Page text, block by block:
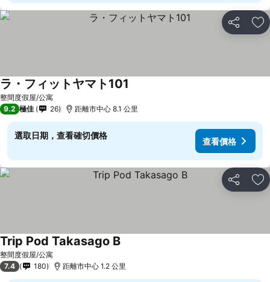
分享 放
整間度假屋/公寓
ラ・フィットヤマト101
9.2 極佳 26 距離市中心 8.1 公里
選取日期，查看確切價格
查看價格
分享 放
整間度假屋/公寓
Trip Pod Takasago B
7.4 180 距離市中心 1.2 公里